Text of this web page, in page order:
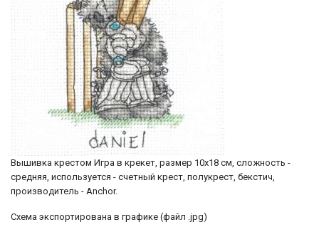
Вышивка крестом Игра в крекет, размер 10х18 см, сложность -
средняя, используется - счетный крест, полукрест, бекстич,
производитель - Anchor.
Схема экспортирована в графике (файл .jpg)